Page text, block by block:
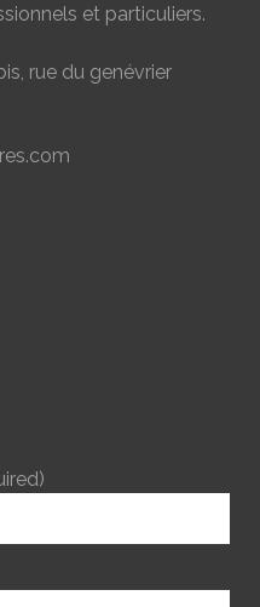
et particuliers.
rue du genévrier